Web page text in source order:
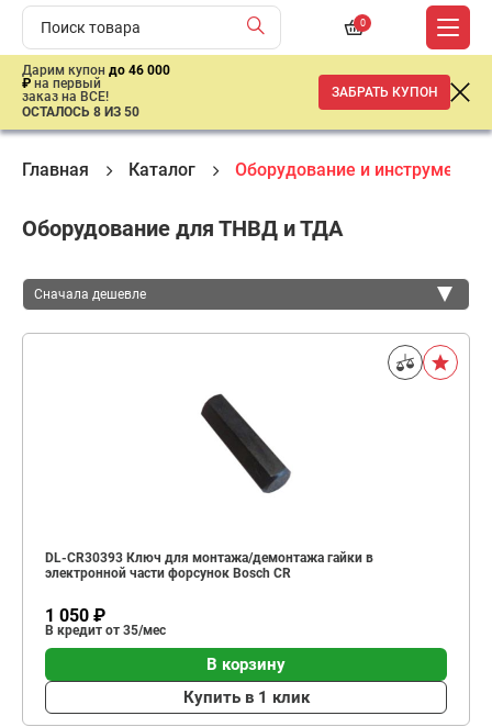
0
Дарим купон до 46 000
₽ на первый
заказ на ВСЕ!
ОСТАЛОСЬ 8 ИЗ 50
ЗАБРАТЬ КУПОН
Главная Каталог Оборудование и инструмент
Оборудование для ТНВД и ТДА
Сначала дешевле
Сначала дешевле
DL-CR30393 Ключ для монтажа/демонтажа гайки в
электронной части форсунок Bosch CR
1 050 ₽
В кредит от 35/мес
В корзину
Купить в 1 клик